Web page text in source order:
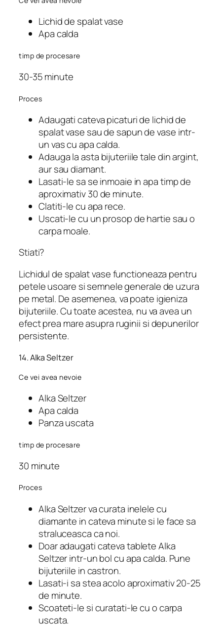
Lichid de spalat vase
Apa calda
timp de procesare
30-35 minute
Proces
Adaugati cateva picaturi de lichid de
spalat vase sau de sapun de vase intr-
un vas cu apa calda.
Adauga la asta bijuteriile tale din argint,
aur sau diamant.
Lasati-le sa se inmoaie in apa timp de
aproximativ 30 de minute.
Clatiti-le cu apa rece.
Uscati-le cu un prosop de hartie sau o
carpa moale.
Stiati?
Lichidul de spalat vase functioneaza pentru
petele usoare si semnele generale de uzura
pe metal. De asemenea, va poate igieniza
bijuteriile. Cu toate acestea, nu va avea un
efect prea mare asupra ruginii si depunerilor
persistente.
14. Alka Seltzer
Ce vei avea nevoie
Alka Seltzer
Apa calda
Panza uscata
timp de procesare
30 minute
Proces
Alka Seltzer va curata inelele cu
diamante in cateva minute si le face sa
straluceasca ca noi.
Doar adaugati cateva tablete Alka
Seltzer intr-un bol cu ​​apa calda. Pune
bijuteriile in castron.
Lasati-i sa stea acolo aproximativ 20-25
de minute.
Scoateti-le si curatati-le cu o carpa
uscata.